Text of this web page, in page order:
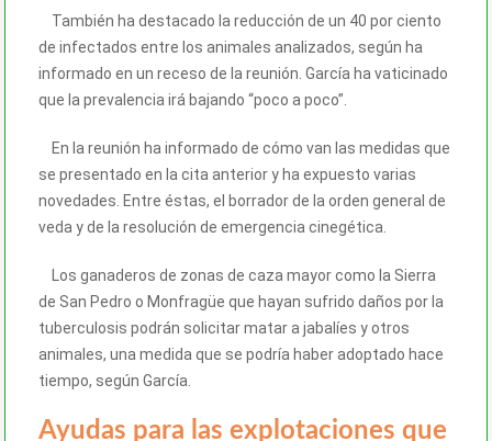
También ha destacado la reducción de un 40 por ciento
de infectados entre los animales analizados, según ha
informado en un receso de la reunión. García ha vaticinado
que la prevalencia irá bajando “poco a poco”.
En la reunión ha informado de cómo van las medidas que
se presentado en la cita anterior y ha expuesto varias
novedades. Entre éstas, el borrador de la orden general de
veda y de la resolución de emergencia cinegética.
Los ganaderos de zonas de caza mayor como la Sierra
de San Pedro o Monfragüe que hayan sufrido daños por la
tuberculosis podrán solicitar matar a jabalíes y otros
animales, una medida que se podría haber adoptado hace
tiempo, según García.
Ayudas para las explotaciones que